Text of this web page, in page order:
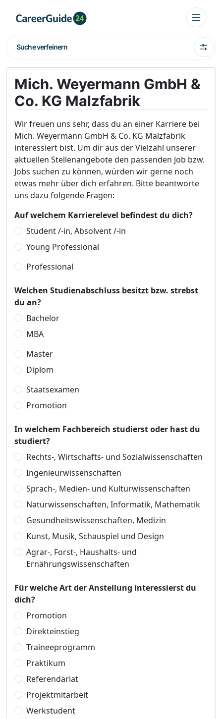
Suche verfeinern
Mich. Weyermann GmbH &
Co. KG Malzfabrik
Wir freuen uns sehr, dass du an einer Karriere bei
Mich. Weyermann GmbH & Co. KG Malzfabrik
interessiert bist. Um dir aus der Vielzahl unserer
aktuellen Stellenangebote den passenden Job bzw.
Jobs suchen zu können, würden wir gerne noch
etwas mehr über dich erfahren. Bitte beantworte
uns dazu folgende Fragen:
Auf welchem Karrierelevel befindest du dich?
Student /-in, Absolvent /-in
Young Professional
Professional
Welchen Studienabschluss besitzt bzw. strebst
du an?
Bachelor
MBA
Master
Diplom
Staatsexamen
Promotion
In welchem Fachbereich studierst oder hast du
studiert?
Rechts-, Wirtschafts- und Sozialwissenschaften
Ingenieurwissenschaften
Sprach-, Medien- und Kulturwissenschaften
Naturwissenschaften, Informatik, Mathematik
Gesundheitswissenschaften, Medizin
Kunst, Musik, Schauspiel und Design
Agrar-, Forst-, Haushalts- und
Ernährungswissenschaften
Für welche Art der Anstellung interessierst du
dich?
Promotion
Direkteinstieg
Traineeprogramm
Praktikum
Referendariat
Projektmitarbeit
Werkstudent